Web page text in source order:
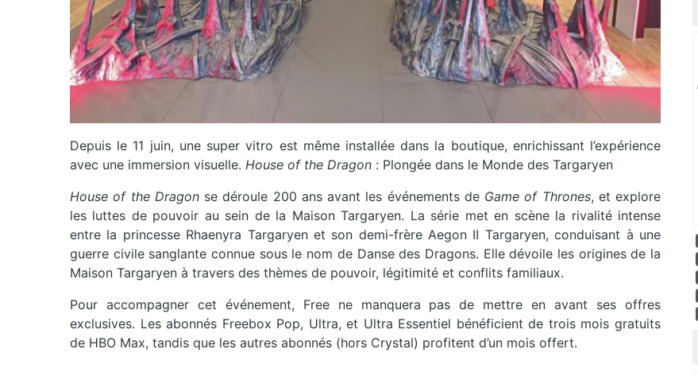
Depuis le 11 juin, une super vitro est même installée dans la boutique, enrichissant l’expérience
avec une immersion visuelle. House of the Dragon : Plongée dans le Monde des Targaryen
House of the Dragonse déroule 200 ans avant les événements de Game of Thrones, et explore
les luttes de pouvoir au sein de la Maison Targaryen. La série met en scène la rivalité intense
entre la princesse Rhaenyra Targaryen et son demi-frère Aegon II Targaryen, conduisant à une
guerre civile sanglante connue sous le nom de Danse des Dragons. Elle dévoile les origines de la
Maison Targaryen à travers des thèmes de pouvoir, légitimité et conflits familiaux.
Pour accompagner cet événement, Free ne manquera pas de mettre en avant ses offres
exclusives. Les abonnés Freebox Pop, Ultra, et Ultra Essentiel bénéficient de trois mois gratuits
de HBO Max, tandis que les autres abonnés (hors Crystal) profitent d’un mois offert.